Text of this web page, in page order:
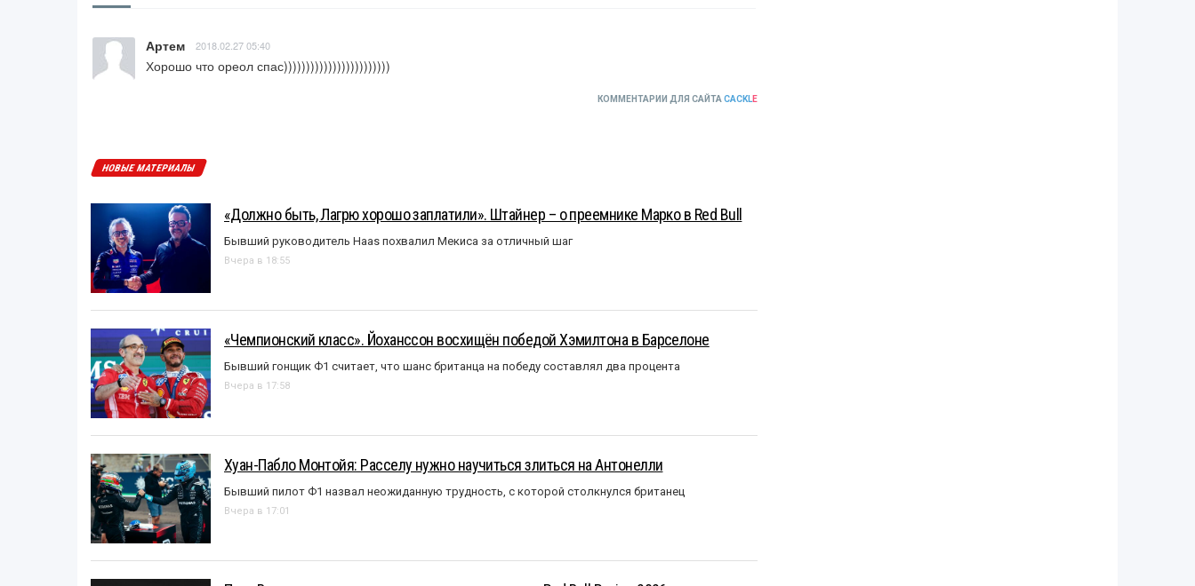
Артем 2018.02.27 05:40
Хорошо что ореол спас))))))))))))))))))))))))
КОММЕНТАРИИ ДЛЯ САЙТА CACKLE
НОВЫЕ МАТЕРИАЛЫ
«Должно быть, Лагрю хорошо заплатили». Штайнер – о преемнике Марко в Red Bull
Бывший руководитель Haas похвалил Мекиса за отличный шаг
Вчера в 18:55
«Чемпионский класс». Йоханссон восхищён победой Хэмилтона в Барселоне
Бывший гонщик Ф1 считает, что шанс британца на победу составлял два процента
Вчера в 17:58
Хуан-Пабло Монтойя: Расселу нужно научиться злиться на Антонелли
Бывший пилот Ф1 назвал неожиданную трудность, с которой столкнулся британец
Вчера в 17:01